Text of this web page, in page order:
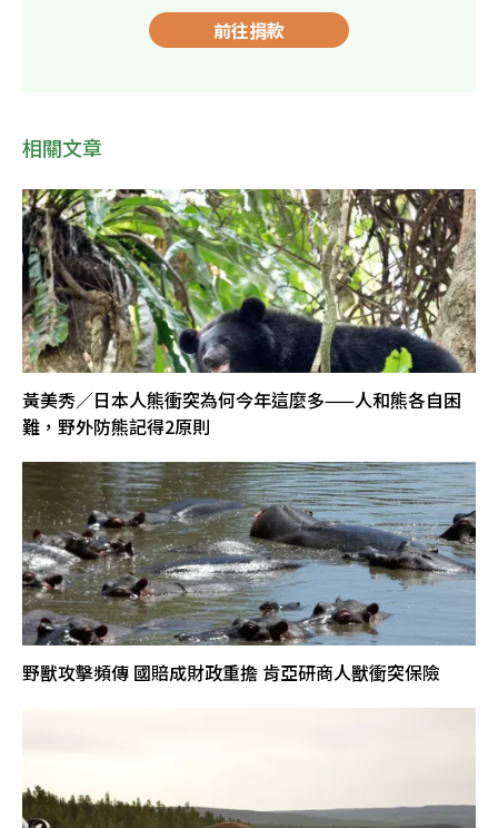
前往捐款
相關文章
黃美秀／日本人熊衝突為何今年這麼多——人和熊各自困
難，野外防熊記得2原則
野獸攻擊頻傳 國賠成財政重擔 肯亞研商人獸衝突保險